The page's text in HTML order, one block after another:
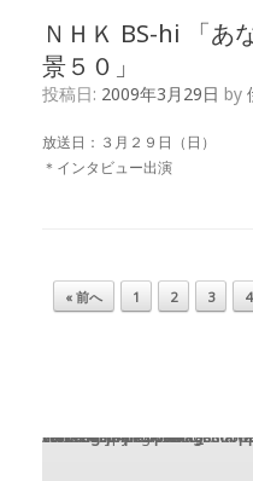
ＮＨＫ BS-hi 「あ
景５０」
投稿日: 2009年3月29日 by
放送日：３月２９日（日）
＊インタビュー出演
投稿ナビゲーショ
« 前へ 1 2 3 4
Warning
: Trying to access array offset on value of type bool in
/home/xsu4175/public_html/wp-content/themes/vantage/loops/loop-carousel.phpon line15